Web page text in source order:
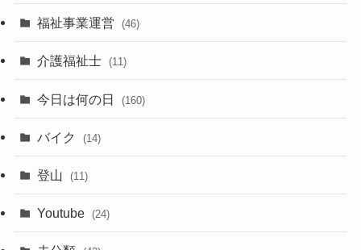
福祉事業運営 (46)
介護福祉士 (11)
今日は何の日 (160)
バイク (14)
登山 (11)
Youtube (24)